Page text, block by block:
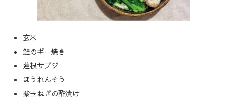
玄米
鮭のギー焼き
蓮根サブジ
ほうれんそう
紫玉ねぎの酢漬け